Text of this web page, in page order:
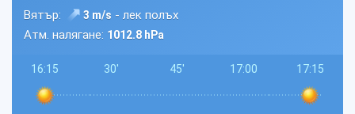
Вятър: 3 m/s - лек полъх
Атм. налягане: 1012.8 hPa
16:15 30' 45' 17:00 17:15